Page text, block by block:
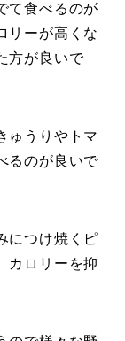
て食べるのが
リーが高くな
方が良いで
ゅうりやトマ
るのが良いで
につけ焼くピ
カロリーを抑